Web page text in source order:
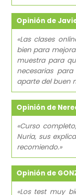
Opinión de
«Las clases
bien para
muestra para
necesarias
aparte del buen
Opinión de
«Curso
Nuria, sus
recomiendo.»
Opinión de
«Los test muy